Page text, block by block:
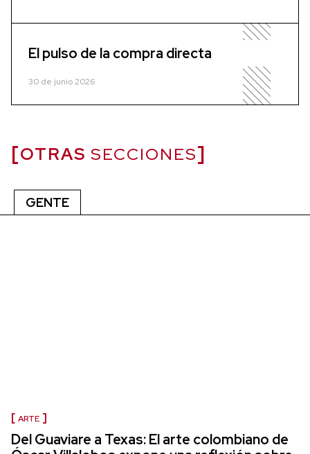
El pulso de la compra directa
30 de junio 2026
OTRAS SECCIONES
GENTE
ARTE
Del Guaviare a Texas: El arte colombiano de